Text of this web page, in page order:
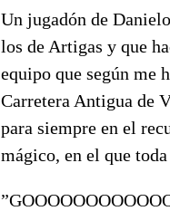
Un jugadón de
los de Artigas y que
equipo que según me
Carretera Antigua de
para siempre en el
mágico, en el que